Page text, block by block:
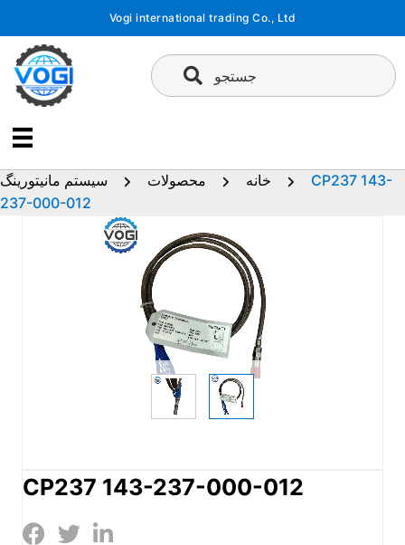
محتوا
Vogi international trading Co., Ltd
جستجو
خانه محصولات سیستم مانیتورینگ
CP237 143-
237-000-012
CP237 143-237-000-012